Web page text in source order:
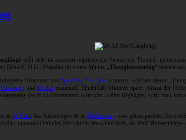
stellt sich mit amüsiert-depressivem Namen vor. Erstmals
Déhà (C.O.G., Maladie) ihr erstes Album. „Thoughtscanning“ besteht
Momente von Swallow The Sun erinnern, eröffnet dieser
undIhsahn erinnernd. Eineinhalb Minuten später nimmt der
des 6:33-Frontmanns wäre das wahre Highlight, wird man nun
anIn Vain, das Stimmengewirr anBorknagar – was genau passiert, lässt
Intonation mündet, fährt durch Mark und Bein, der fünf Minuten